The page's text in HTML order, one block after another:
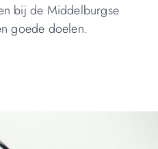
bij de Middelburgse
goede doelen.